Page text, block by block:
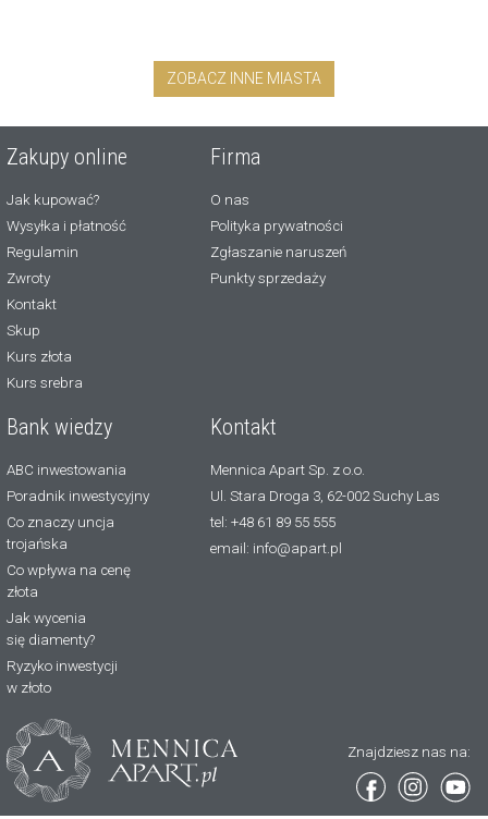
ZOBACZ INNE MIASTA
Zakupy online
Jak kupować?
Wysyłka i płatność
Regulamin
Zwroty
Kontakt
Skup
Kurs złota
Kurs srebra
Firma
O nas
Polityka prywatności
Zgłaszanie naruszeń
Punkty sprzedaży
Bank wiedzy
ABC inwestowania
Poradnik inwestycyjny
Co znaczy uncja
trojańska
Co wpływa na cenę
złota
Jak wycenia
się diamenty?
Ryzyko inwestycji
w złoto
Kontakt
Mennica Apart Sp. z o.o.
Ul. Stara Droga 3, 62-002 Suchy Las
tel: +48 61 89 55 555
email: info@apart.pl
Znajdziesz nas na: